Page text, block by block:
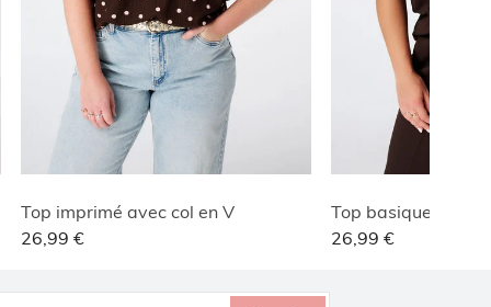
Top imprimé avec col en V
26,99 €
Top basique à
26,99 €